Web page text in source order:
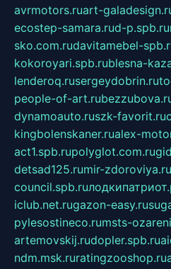
avrmotors.ruart-
ecostep-samara.rud-p.spb.ru
sko.com.rudavitamebel-
kokoroyari.spb.rublesna-
lenderoq.rusergeydobrin.ru
people-of-art.ru
dynamoauto.ruszk-favorit.ru
kingbolenskaner.rualex-
act1.spb.rupolyglot.com.ru
detsad125.rumir-zdoroviya.ru
council.spb.ru
iclub.net.rugazon-easy.ru
pylesostineco.rumsts-
artemovskij.rudopler.spb.ru
ndm.msk.ruratingzooshop.ru